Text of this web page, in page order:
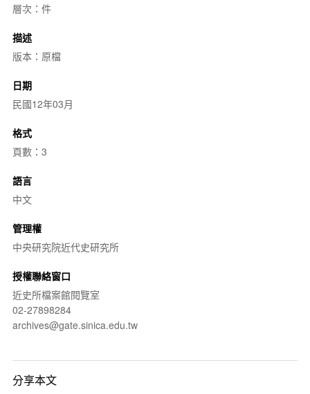
層次：件
描述
版本：原檔
日期
民國12年03月
格式
頁數：3
語言
中文
管理權
中央研究院近代史研究所
授權聯絡窗口
近史所檔案館閱覽室
02-27898284
archives@gate.sinica.edu.tw
分享本文